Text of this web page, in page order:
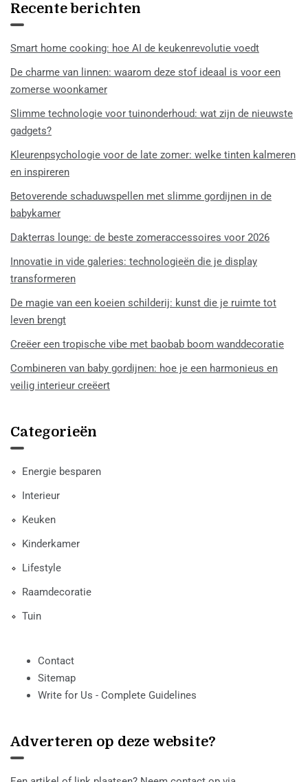
Recente berichten
Smart home cooking: hoe AI de keukenrevolutie voedt
De charme van linnen: waarom deze stof ideaal is voor een
zomerse woonkamer
Slimme technologie voor tuinonderhoud: wat zijn de nieuwste
gadgets?
Kleurenpsychologie voor de late zomer: welke tinten kalmeren
en inspireren
Betoverende schaduwspellen met slimme gordijnen in de
babykamer
Dakterras lounge: de beste zomeraccessoires voor 2026
Innovatie in vide galeries: technologieën die je display
transformeren
De magie van een koeien schilderij: kunst die je ruimte tot
leven brengt
Creëer een tropische vibe met baobab boom wanddecoratie
Combineren van baby gordijnen: hoe je een harmonieus en
veilig interieur creëert
Categorieën
Energie besparen
Interieur
Keuken
Kinderkamer
Lifestyle
Raamdecoratie
Tuin
Contact
Sitemap
Write for Us - Complete Guidelines
Adverteren op deze website?